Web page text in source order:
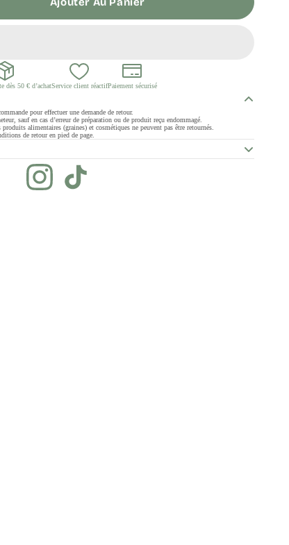
dès 50 € d’achatService client réactifPaiement sécurisé
pour effectuer une demande de retour.
sauf en cas d’erreur de préparation ou de produit reçu endommagé.
alimentaires (graines) et cosmétiques ne peuvent pas être retournés.
de retour en pied de page.